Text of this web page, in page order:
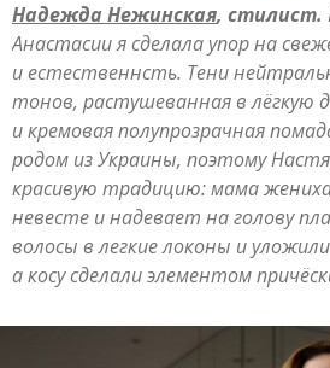
Надежда Нежинская, стилист.
Анастасии я сделала упор на
и естественнсть. Тени
тонов, растушеванная в лёгкую
и кремовая полупрозрачная
родом из Украины, поэтому
красивую традицию: мама
невесте и надевает на голову
волосы в легкие локоны и
а косу сделали элементом